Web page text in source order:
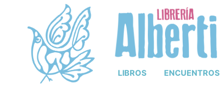
LIBROS ENCUENTROS